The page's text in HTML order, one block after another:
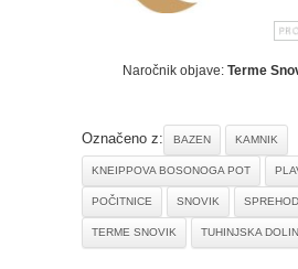
Naročnik objave: Terme
Označeno z: BAZEN KAMNIK
KNEIPPOVA BOSONOGA POT
POČITNICE SNOVIK
TERME SNOVIK TUHINJSKA